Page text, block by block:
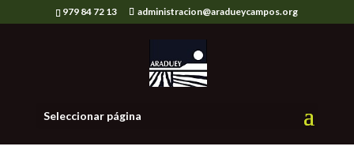
979 84 72 13 administracion@aradueycampos.org
Seleccionar página